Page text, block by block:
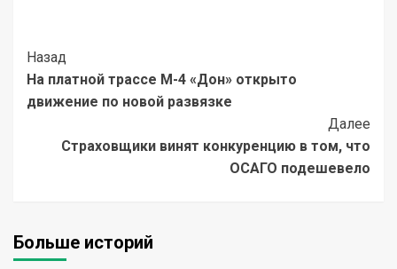
Post
Navigation
Назад
На платной трассе М-4 «Дон» открыто
движение по новой развязке
Далее
Страховщики винят конкуренцию в том, что
ОСАГО подешевело
Больше историй